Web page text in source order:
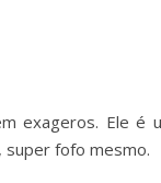
exageros. Ele é
super fofo mesmo.